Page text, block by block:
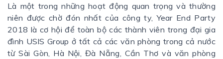
Là một trong những hoạt động quan trọng và thường
niên được chờ đón nhất của công ty, Year End Party
2018 là cơ hội để toàn bộ các thành viên trong đại gia
đình USIS Group ở tất cả các văn phòng trong cả nước
từ Sài Gòn, Hà Nội, Đà Nẵng, Cần Thơ và văn phòng